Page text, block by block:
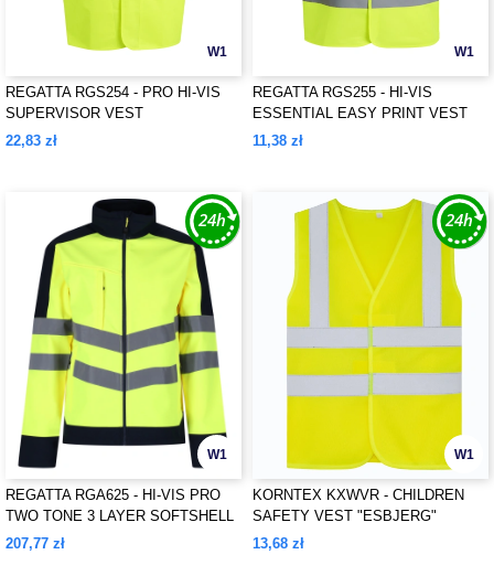
W1
REGATTA RGS254 - PRO HI-VIS
SUPERVISOR VEST
22,83 zł
W1
REGATTA RGS255 - HI-VIS
ESSENTIAL EASY PRINT VEST
11,38 zł
W1
REGATTA RGA625 - HI-VIS PRO
TWO TONE 3 LAYER SOFTSHELL
207,77 zł
W1
KORNTEX KXWVR - CHILDREN
SAFETY VEST "ESBJERG"
13,68 zł